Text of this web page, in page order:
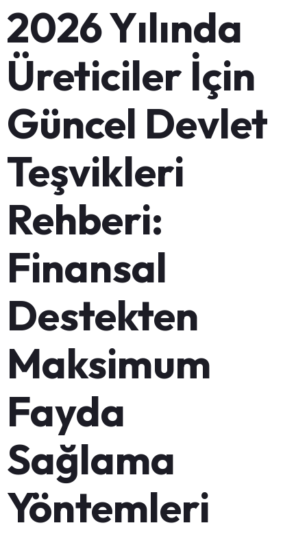
2026 Yılında
Üreticiler İçin
Güncel Devlet
Teşvikleri
Rehberi:
Finansal
Destekten
Maksimum
Fayda
Sağlama
Yöntemleri